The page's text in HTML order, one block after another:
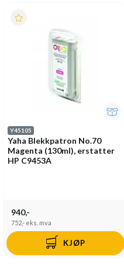
Y45105
Yaha Blekkpatron No.70
Magenta (130ml), erstatter
HP C9453A
940,-
752,- eks. mva
KJØP